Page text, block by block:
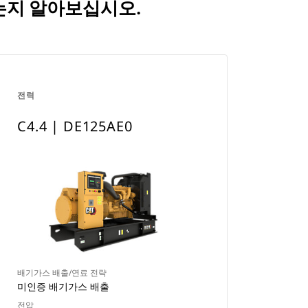
지 알아보십시오.
전력
C4.4 | DE125AE0
배기가스 배출/연료 전략
미인증 배기가스 배출
전압